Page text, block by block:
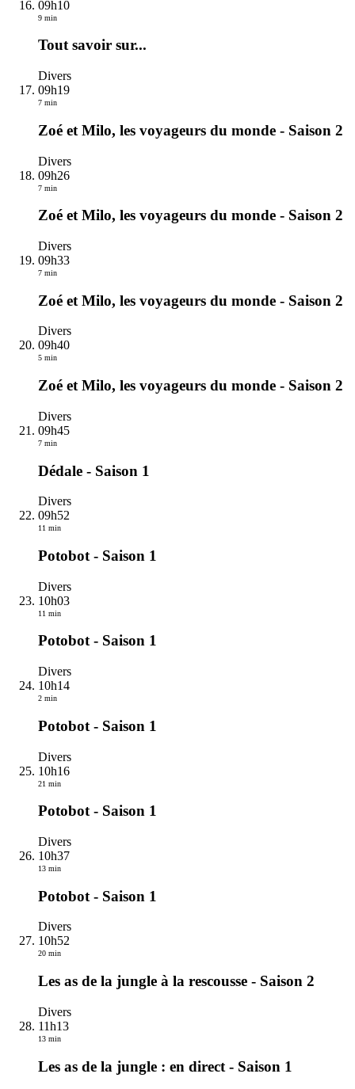
09h10
9 min
Tout savoir sur...
Divers
09h19
7 min
Zoé et Milo, les voyageurs du monde - Saison 2
Divers
09h26
7 min
Zoé et Milo, les voyageurs du monde - Saison 2
Divers
09h33
7 min
Zoé et Milo, les voyageurs du monde - Saison 2
Divers
09h40
5 min
Zoé et Milo, les voyageurs du monde - Saison 2
Divers
09h45
7 min
Dédale - Saison 1
Divers
09h52
11 min
Potobot - Saison 1
Divers
10h03
11 min
Potobot - Saison 1
Divers
10h14
2 min
Potobot - Saison 1
Divers
10h16
21 min
Potobot - Saison 1
Divers
10h37
13 min
Potobot - Saison 1
Divers
10h52
20 min
Les as de la jungle à la rescousse - Saison 2
Divers
11h13
13 min
Les as de la jungle : en direct - Saison 1